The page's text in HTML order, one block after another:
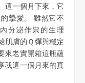
這一個月下來，它
摯愛。 雖然它不
分泌作祟的生理
肌膚的Ｑ彈與穩定
來老實開箱這瓶蘊
我這一個月來的真